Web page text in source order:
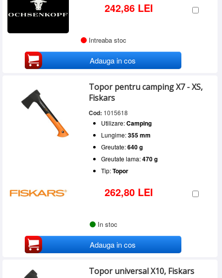
242,86 LEI
Intreaba stoc
Adauga in cos
Topor pentru camping X7 - XS,
Fiskars
Cod: 1015618
Utilizare:Camping
Lungime:355 mm
Greutate:640 g
Greutate lama:470 g
Tip:Topor
262,80 LEI
In stoc
Adauga in cos
Topor universal X10, Fiskars